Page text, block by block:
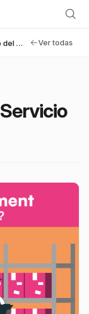
Funcionamiento del Servicio Fulfillment Ver todas